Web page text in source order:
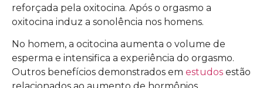
reforçada pela oxitocina. Após o orgasmo a
oxitocina induz a sonolência nos homens.
No homem, a ocitocina aumenta o volume de
esperma e intensifica a experiência do orgasmo.
Outros benefícios demonstrados em estudos estão